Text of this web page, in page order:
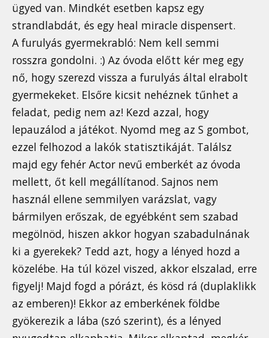
ügyed van. Mindkét esetben kapsz egy
strandlabdát, és egy heal miracle dispensert.
A furulyás gyermekrabló: Nem kell semmi
rosszra gondolni. :) Az óvoda előtt kér meg egy
nő, hogy szerezd vissza a furulyás által elrabolt
gyermekeket. Elsőre kicsit nehéznek tűnhet a
feladat, pedig nem az! Kezd azzal, hogy
lepauzálod a játékot. Nyomd meg az S gombot,
ezzel felhozod a lakók statisztikáját. Találsz
majd egy fehér Actor nevű emberkét az óvoda
mellett, őt kell megállítanod. Sajnos nem
használ ellene semmilyen varázslat, vagy
bármilyen erőszak, de egyébként sem szabad
megölnöd, hiszen akkor hogyan szabadulnának
ki a gyerekek? Tedd azt, hogy a lényed hozd a
közelébe. Ha túl közel viszed, akkor elszalad, erre
figyelj! Majd fogd a pórázt, és kösd rá (duplaklikk
az emberen)! Ekkor az emberkének földbe
gyökerezik a lába (szó szerint), és a lényed